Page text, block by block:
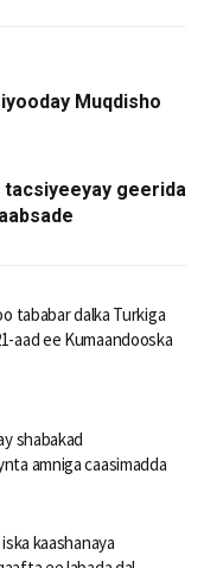
Muqdisho
tacsiyeeyay geerida
tababar dalka Turkiga
aad ee Kumaandooska
shabakad
amniga caasimadda
kaashanaya